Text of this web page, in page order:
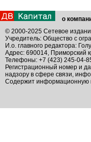
о
© 2000-2025 Сетевое
Учредитель: Общество с
И.о. главного редактора:
Адрес: 690014, Приморский
Телефоны: +7 (423) 245-04-
Регистрационный номер и
надзору в сфере связи,
Содержит информационную